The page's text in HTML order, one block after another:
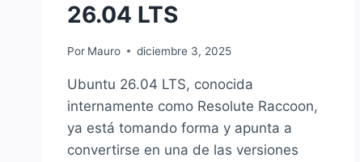
26.04 LTS
Por Mauro diciembre 3, 2025
Ubuntu 26.04 LTS, conocida
internamente como Resolute Raccoon,
ya está tomando forma y apunta a
convertirse en una de las versiones